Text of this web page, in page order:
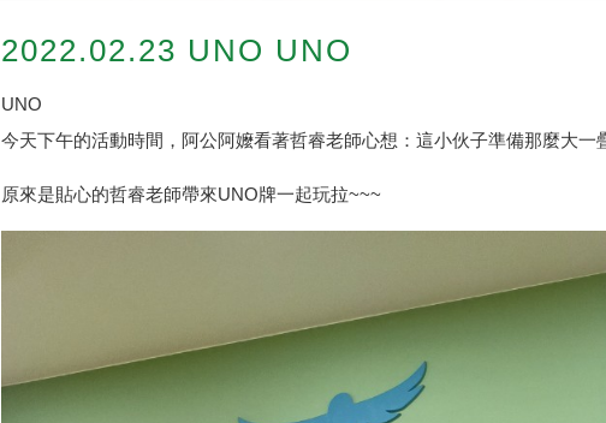
2022.02.23 UNO UNO
UNO
今天下午的活動時間，阿公阿嬤看著哲睿老師心想：這小伙子準備那麼大一
原來是貼心的哲睿老師帶來UNO牌一起玩拉~~~